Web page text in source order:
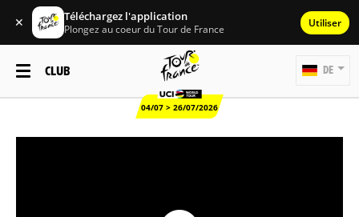
✕ Téléchargez l'application
Plongez au coeur du Tour de France Utiliser
CLUB
04/07 > 26/07/2026
DE